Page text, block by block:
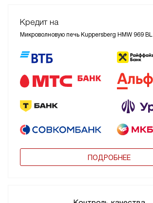
Кредит на
Микроволновую печь Kuppersberg HMW 969 BL
ПОДРОБНЕЕ